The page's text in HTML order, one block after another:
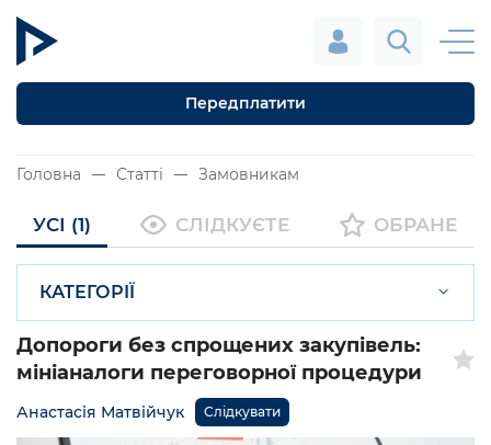
Передплатити
Головна Статті Замовникам
УСІ (1) СЛІДКУЄТЕ ОБРАНЕ
КАТЕГОРІЇ
Допороги без спрощених закупівель:
мініаналоги переговорної процедури
Анастасія Матвійчук Слідкувати